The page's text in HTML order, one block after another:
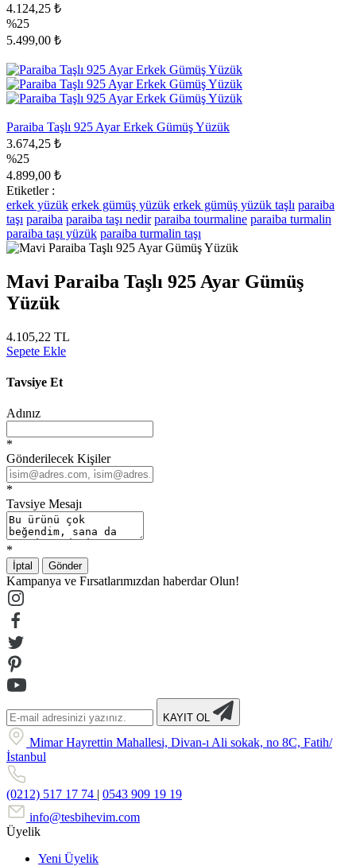
4.124,25 ₺
%25
5.499,00 ₺
Paraiba Taşlı 925 Ayar Erkek Gümüş Yüzük
3.674,25 ₺
%25
4.899,00 ₺
Etiketler :
erkek yüzük erkek gümüş yüzük erkek gümüş yüzük taşlı paraiba
taşı paraiba paraiba taşı nedir paraiba tourmaline paraiba turmalin
paraiba taşı yüzük paraiba turmalin taşı
Mavi Paraiba Taşlı 925 Ayar Gümüş
Yüzük
4.105,22 TL
Sepete Ekle
Tavsiye Et
Adınız
*
Gönderilecek Kişiler
*
Tavsiye Mesajı
*
İptal Gönder
Kampanya ve Fırsatlarımızdan haberdar Olun!
KAYIT OL
Mimar Hayrettin Mahallesi, Divan-ı Ali sokak, no 8C, Fatih/
İstanbul
(0212) 517 17 74 | 0543 909 19 19
info@tesbihevim.com
Üyelik
Yeni Üyelik